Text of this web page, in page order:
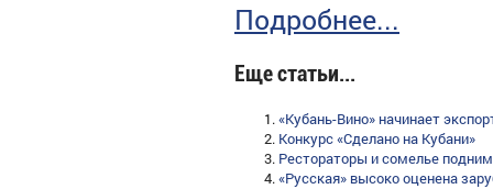
Подробнее...
Еще статьи...
«Кубань-Вино» начинает
Конкурс «Сделано на Кубани»
Рестораторы и сомелье
«Русская» высоко оценена